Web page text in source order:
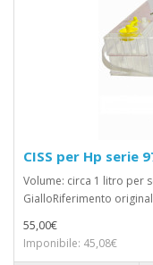
CISS per Hp serie
Volume: circa 1 litro per
GialloRiferimento
55,00€
Imponibile: 45,08€